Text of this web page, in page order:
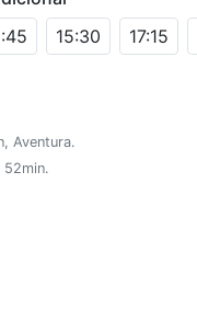
15:30 17:15
Aventura.